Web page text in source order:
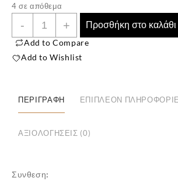
4 σε απόθεμα
-
Γυναικεία
Κάλτσα
ποσότητα
+
Προσθήκη στο καλάθι
Add to Compare
Add to Wishlist
ΠΕΡΙΓΡΑΦΉ ΕΠΙΠΛΈΟΝ
ΑΞΙΟΛΟΓΉΣΕΙΣ (0)
Συνθεση: